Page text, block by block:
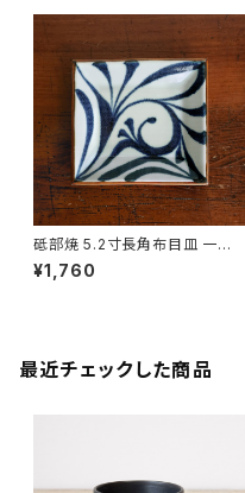
砥部焼 5.2寸長角布目皿 一つ
唐草 口紅入り 梅山窯 愛媛県
【伝統工芸品】【民藝品】【ギフト
¥1,760
最近チェックした商品